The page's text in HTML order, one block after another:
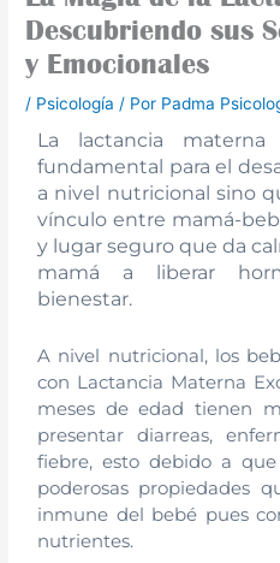
Descubriendo sus
y Emocionales
/ Psicología / Por Padma
La lactancia
fundamental para el
a nivel nutricional sino
vínculo entre mamá-
y lugar seguro que da
mamá a liberar
bienestar.
A nivel nutricional, los
con Lactancia Materna
meses de edad tienen
presentar diarreas,
fiebre, esto debido a
poderosas propiedades
inmune del bebé pues
nutrientes.